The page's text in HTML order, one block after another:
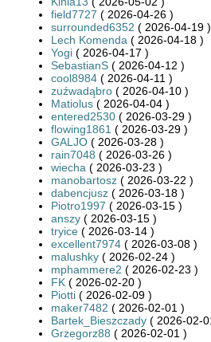
field7727 ( 2026-04-26 )
surrounded6352 ( 2026-04-19 )
Lech Komenda ( 2026-04-18 )
Yogi ( 2026-04-17 )
SebastianS ( 2026-04-12 )
cool8984 ( 2026-04-11 )
zuźwadąbro ( 2026-04-10 )
Matiolus ( 2026-04-04 )
entered2530 ( 2026-03-29 )
flowing1861 ( 2026-03-29 )
GALJO ( 2026-03-28 )
rain7048 ( 2026-03-26 )
wiecha ( 2026-03-23 )
manobartosz ( 2026-03-22 )
dabencjusz ( 2026-03-18 )
Piotro1997 ( 2026-03-15 )
anszy ( 2026-03-15 )
tryice ( 2026-03-14 )
excellent7974 ( 2026-03-08 )
malushky ( 2026-02-24 )
mphammere2 ( 2026-02-23 )
FK ( 2026-02-20 )
Piotti ( 2026-02-09 )
maker7482 ( 2026-02-01 )
Bartek_Bieszczady ( 2026-02-
Grzegorz88 ( 2026-02-01 )